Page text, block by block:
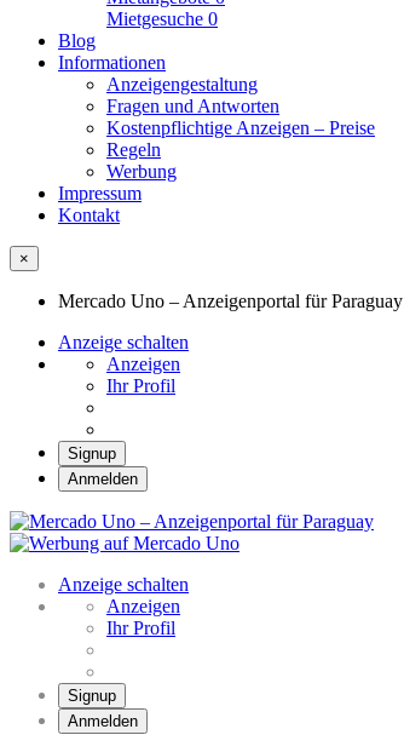
Mietgesuche 0
Blog
Informationen
Anzeigengestaltung
Fragen und Antworten
Kostenpflichtige Anzeigen – Preise
Regeln
Werbung
Impressum
Kontakt
×
Mercado Uno – Anzeigenportal für Paraguay
Anzeige schalten
Anzeigen
Ihr Profil
Signup
Anmelden
Anzeige schalten
Anzeigen
Ihr Profil
Signup
Anmelden